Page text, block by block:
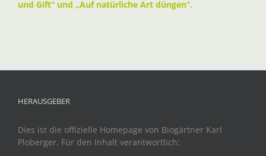
und Gift“ und „Auf natürliche Art düngen“.
HERAUSGEBER
Dies ist die offizielle Homepage von Biogärtner Karl
Ploberger. Für den Inhalt verantwortlich: